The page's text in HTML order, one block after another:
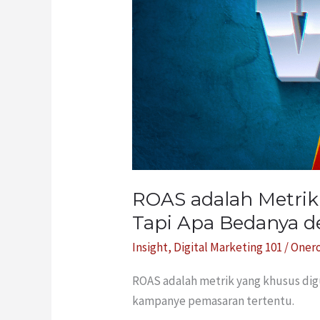
ROAS adalah
Tapi Apa Bedanya
Insight, Digital Marketing 101/
ROAS adalah metrik yang khusus
kampanye pemasaran tertentu.
Marketing,
dengan
ROI?